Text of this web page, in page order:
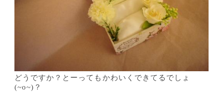
どうですか？とーってもかわいくできてるでしょ
(~o~)？